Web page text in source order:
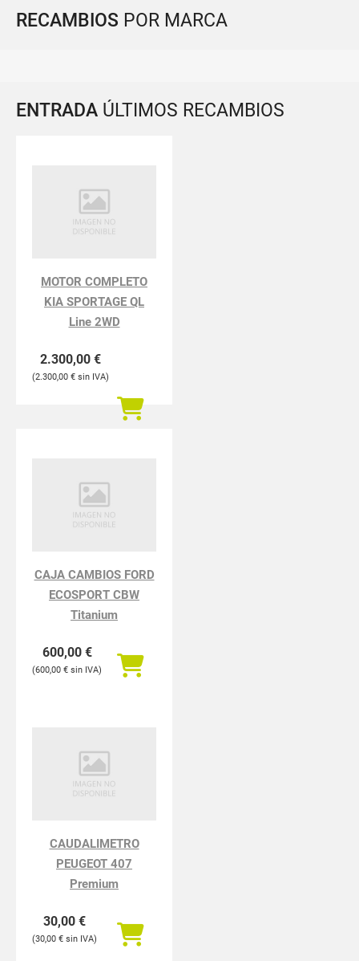
RECAMBIOS POR MARCA
ENTRADA ÚLTIMOS RECAMBIOS
MOTOR COMPLETO
KIA SPORTAGE QL
Line 2WD
2.300,00 €
2.300,00 €
CAJA CAMBIOS FORD
ECOSPORT CBW
Titanium
600,00 €
600,00 €
CAUDALIMETRO
PEUGEOT 407
Premium
30,00 €
30,00 €